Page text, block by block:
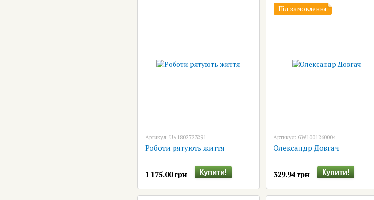
Артикул: UA1802723291
Роботи рятують життя
1 175.00 грн Купити!
Під замовлення
Артикул: GW1001260004
Олександр Довгач
329.94 грн Купити!